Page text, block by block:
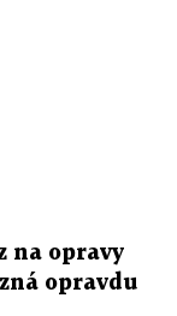
na opravy
opravdu